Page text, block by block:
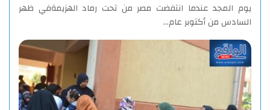
يوم المجد عندما انتفضت مصر من تحت رماد الهزيمةفي ظهر
السادس من أكتوبر عام…